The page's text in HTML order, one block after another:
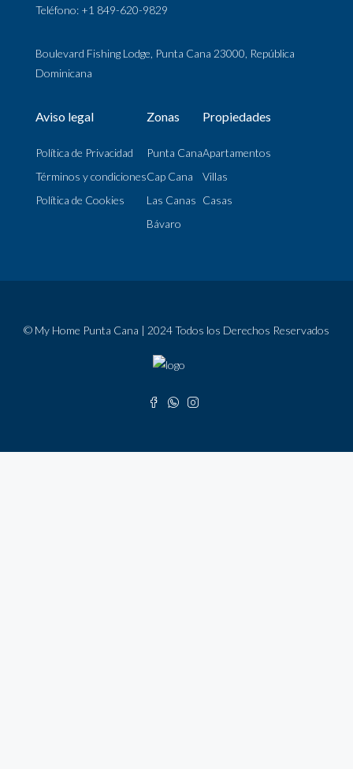
Teléfono: +1 849-620-9829
Boulevard Fishing Lodge, Punta Cana 23000, República
Dominicana
Aviso legal
Política de Privacidad
Términos y condiciones
Política de Cookies
Zonas
Punta Cana
Cap Cana
Las Canas
Bávaro
Propiedades
Apartamentos
Villas
Casas
© My Home Punta Cana | 2024 Todos los Derechos Reservados